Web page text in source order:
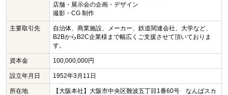
店舗・展示会の企画・デザイン
撮影・CG 制作
主要取引先
自治体、商業施設、メーカー、鉄道関連会社、大学など、
B2BからB2C企業様まで幅広くご支援させて頂いておりま
す。
資本金 100,000,000円
設立年月日 1952年3月11日
所在地
【大阪本社】大阪市中央区難波五丁目1番60号 なんばスカ